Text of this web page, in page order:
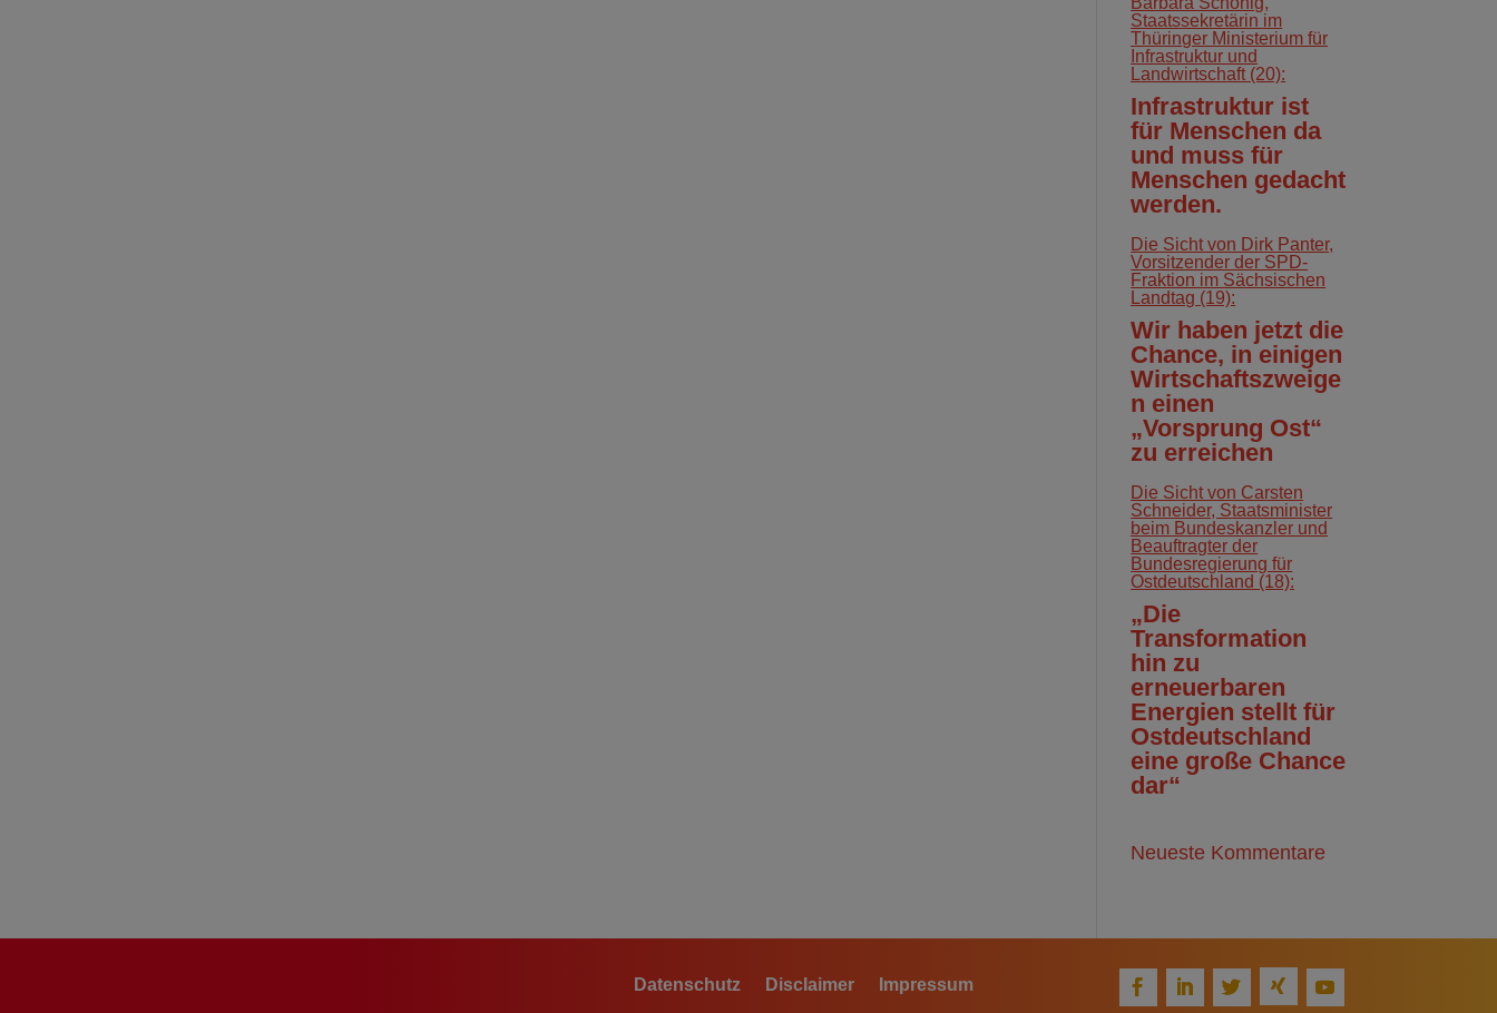
Staatssekretärin im
Thüringer Ministerium für
Infrastruktur und
Landwirtschaft (20):
Infrastruktur ist
für Menschen da
und muss für
Menschen gedacht
werden.
Die Sicht von Dirk Panter,
Vorsitzender der SPD-
Fraktion im Sächsischen
Landtag (19):
Wir haben jetzt die
Chance, in einigen
Wirtschaftszweige
n einen
„Vorsprung Ost“
zu erreichen
Die Sicht von Carsten
Schneider, Staatsminister
beim Bundeskanzler und
Beauftragter der
Bundesregierung für
Ostdeutschland (18):
„Die
Transformation
hin zu
erneuerbaren
Energien stellt für
Ostdeutschland
eine große Chance
dar“
Neueste Kommentare
Datenschutz Disclaimer Impressum